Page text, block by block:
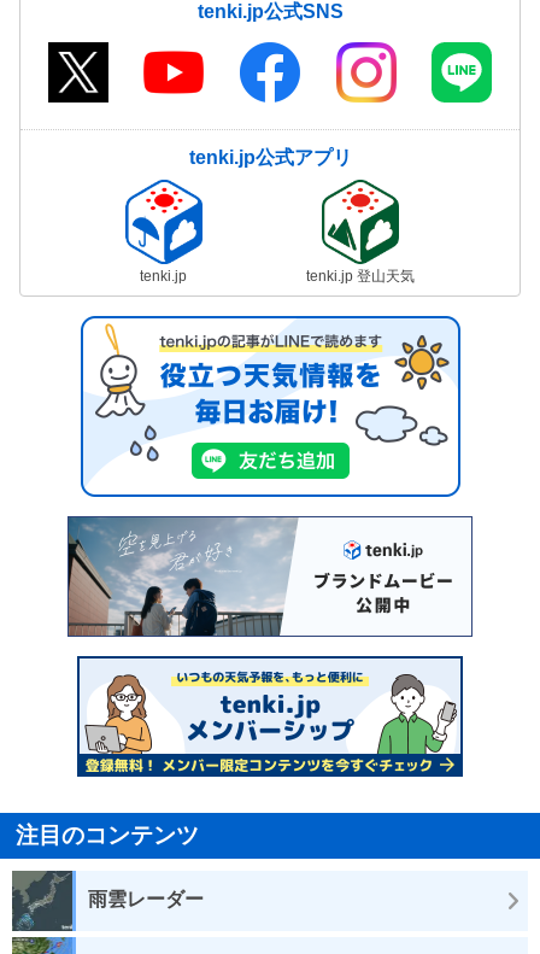
tenki.jp公式SNS
tenki.jp公式アプリ
tenki.jp tenki.jp 登山天気
注目のコンテンツ
雨雲レーダー